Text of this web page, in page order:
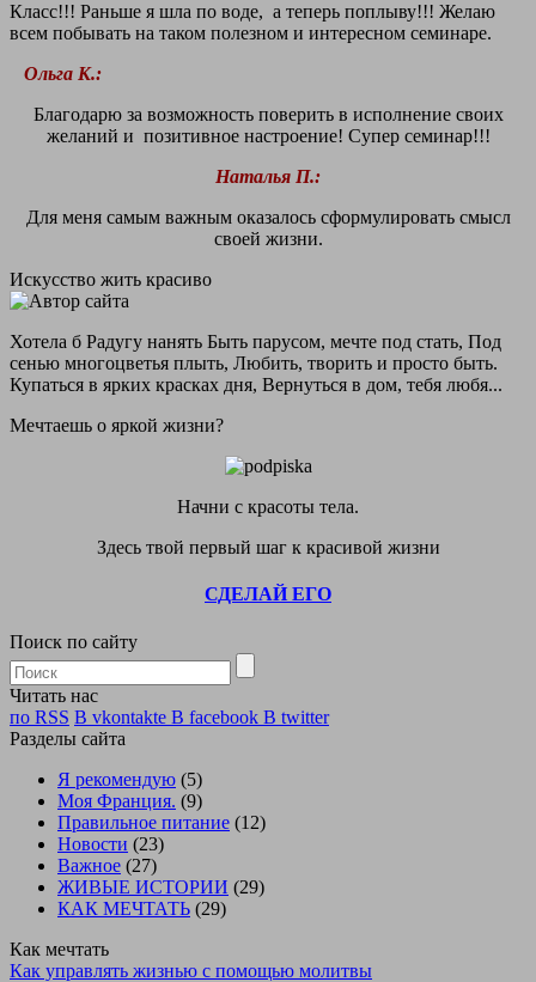
Класс!!! Раньше я шла по воде, а теперь поплыву!!! Желаю
всем побывать на таком полезном и интересном семинаре.
Ольга К.:
Благодарю за возможность поверить в исполнение своих
желаний и позитивное настроение! Супер семинар!!!
Наталья П.:
Для меня самым важным оказалось сформулировать смысл
своей жизни.
Искусство жить красиво
Хотела б Радугу нанять Быть парусом, мечте под стать, Под
сенью многоцветья плыть, Любить, творить и просто быть.
Купаться в ярких красках дня, Вернуться в дом, тебя любя...
Мечтаешь о яркой жизни?
Начни с красоты тела.
Здесь твой первый шаг к красивой жизни
СДЕЛАЙ ЕГО
Поиск по сайту
Читать нас
по RSS В vkontakte В facebook В twitter
Разделы сайта
Я рекомендую (5)
Моя Франция. (9)
Правильное питание (12)
Новости (23)
Важное (27)
ЖИВЫЕ ИСТОРИИ (29)
КАК МЕЧТАТЬ (29)
Как мечтать
Как управлять жизнью с помощью молитвы